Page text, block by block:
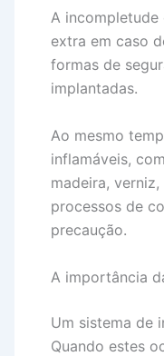
A incompletude
extra em caso
formas de
implantadas.
Ao mesmo
inflamáveis,
madeira,
processos de
precaução.
A importância
Um sistema de
Quando estes